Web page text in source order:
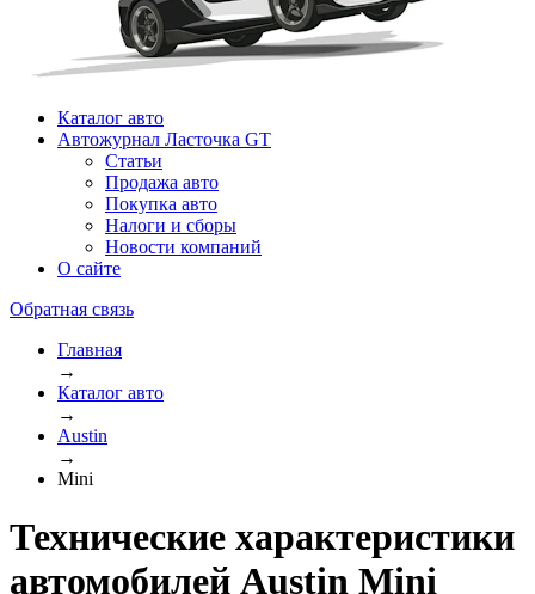
Каталог авто
Автожурнал Ласточка GT
Статьи
Продажа авто
Покупка авто
Налоги и сборы
Новости компаний
О сайте
Обратная связь
Главная
→
Каталог авто
→
Austin
→
Mini
Технические характеристики
автомобилей Austin Mini